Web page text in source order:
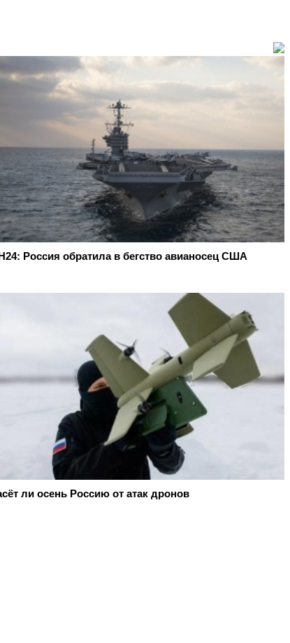
Россия обратила в бегство авианосец США
ли осень Россию от атак дронов